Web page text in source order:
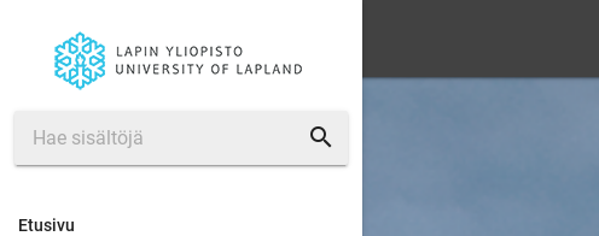
search
Etusivu